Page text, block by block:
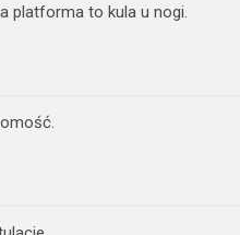
platforma to kula u nogi.